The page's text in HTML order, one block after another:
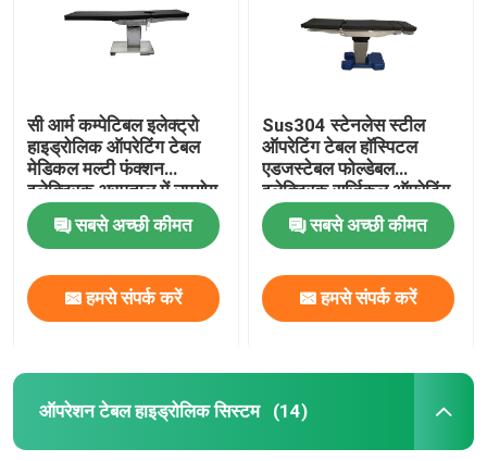
सी आर्म कम्पेटिबल इलेक्ट्रो
हाइड्रोलिक ऑपरेटिंग टेबल
मेडिकल मल्टी फंक्शन
इलेक्ट्रिक अस्पताल में उपयोग
किया जाता है
सबसे अच्छी कीमत
हमसे संपर्क करें
Sus304 स्टेनलेस स्टील
ऑपरेटिंग टेबल हॉस्पिटल
एडजस्टेबल फोल्डेबल
इलेक्ट्रिक सर्जिकल ऑपरेटिंग
टेबल
सबसे अच्छी कीमत
हमसे संपर्क करें
ऑपरेशन टेबल हाइड्रोलिक सिस्टम (14)